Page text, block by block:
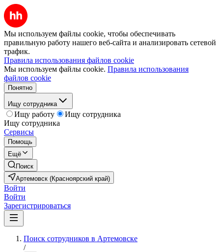
Мы используем файлы cookie, чтобы обеспечивать
правильную работу нашего веб-сайта и анализировать сетевой
трафик.
Правила использования файлов cookie
Мы используем файлы cookie. Правила использования
файлов cookie
Понятно
Ищу сотрудника
Ищу работу
Ищу сотрудника
Ищу сотрудника
Сервисы
Помощь
Ещё
Поиск
Артемовск (Красноярский край)
Войти
Войти
Зарегистрироваться
Поиск сотрудников в Артемовске
/